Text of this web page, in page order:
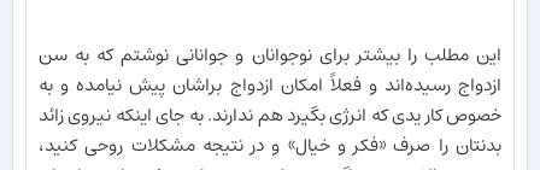
این مطلب را بیشتر برای نوجوانان و جوانانی نوشتم که به سن
ازدواج رسیده‌اند و فعلاً امکان ازدواج براشان پیش نیامده و به
خصوص کار یدی که انرژی بگیرد هم ندارند. به جای اینکه نیروی زائد
بدنتان را صرف «فکر و خیال» و در نتیجه مشکلات روحی کنید،